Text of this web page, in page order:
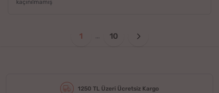
kaçınılmamış
1 10
1250 TL Üzeri Ücretsiz Kargo